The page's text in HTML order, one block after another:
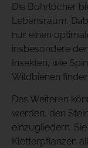
Die Bohrlöcher
Lebensraum.
nur einen
insbesondere
Insekten, wie
Wildbienen
Des Weiteren
werden, den
einzugliedern.
Kletterpflanzen